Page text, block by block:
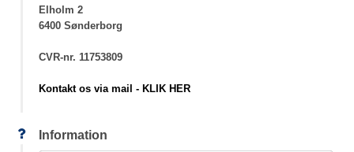
Elholm 2
6400 Sønderborg
CVR-nr. 11753809
Kontakt os via mail - KLIK HER
Information